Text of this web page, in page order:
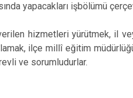
Elbeyli
Musabeyli
yapacakları işbölümü
hizmetleri yürütmek, il
ilçe millî eğitim
ve sorumludurlar.